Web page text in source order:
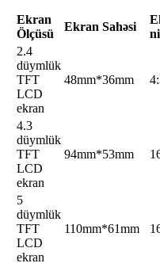
Ekran
Ölçüsü
Ekran Sahəsi
2.4
düymlük
TFT
LCD
ekran
48mm*36mm
4.3
düymlük
TFT
LCD
ekran
94mm*53mm
5
düymlük
TFT
LCD
ekran
110mm*61mm